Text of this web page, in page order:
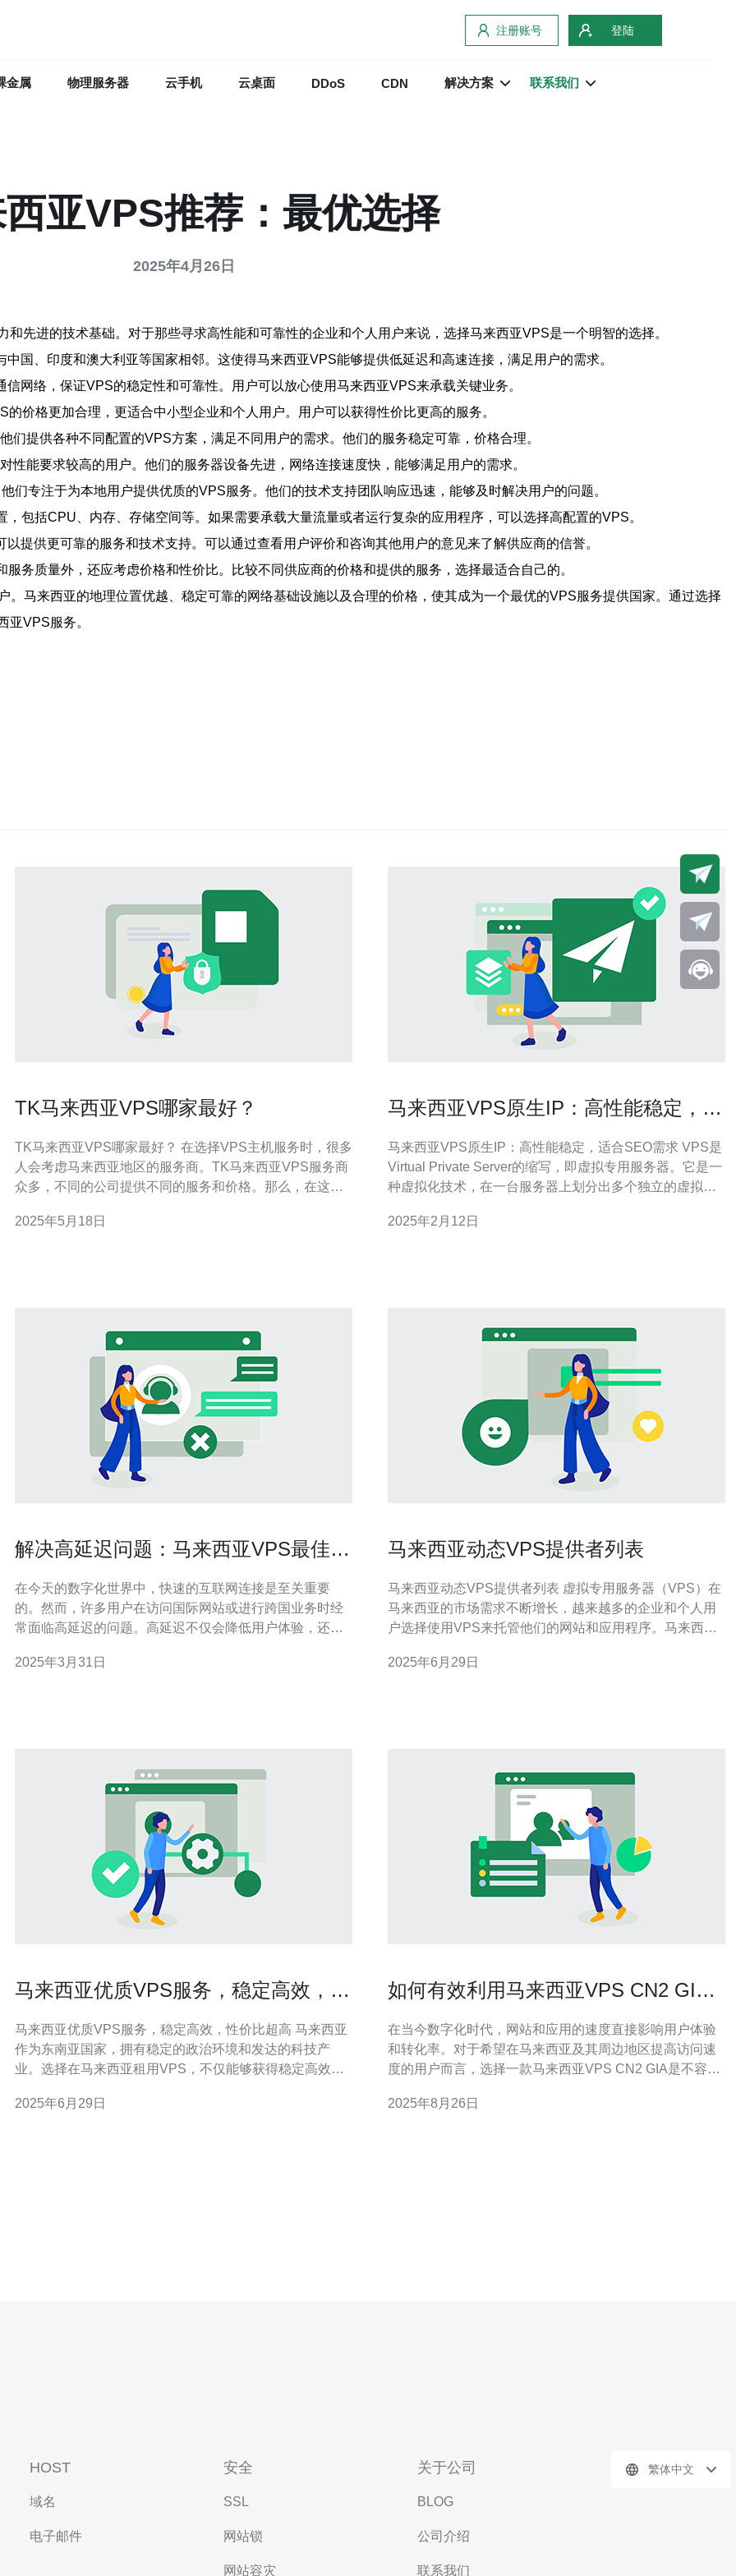
注册账号 登陆
金属 物理服务器 云手机 云桌面 DDoS CDN 解决方案 联系我们
亚VPS推荐：最优选择
2025年4月26日
先进的技术基础。对于那些寻求高性能和可靠性的企业和个人用户来说，选择马来西亚VPS是一个明智的选择。
国、印度和澳大利亚等国家相邻。这使得马来西亚VPS能够提供低延迟和高速连接，满足用户的需求。
网络，保证VPS的稳定性和可靠性。用户可以放心使用马来西亚VPS来承载关键业务。
价格更加合理，更适合中小型企业和个人用户。用户可以获得性价比更高的服务。
提供各种不同配置的VPS方案，满足不同用户的需求。他们的服务稳定可靠，价格合理。
能要求较高的用户。他们的服务器设备先进，网络连接速度快，能够满足用户的需求。
们专注于为本地用户提供优质的VPS服务。他们的技术支持团队响应迅速，能够及时解决用户的问题。
包括CPU、内存、存储空间等。如果需要承载大量流量或者运行复杂的应用程序，可以选择高配置的VPS。
提供更可靠的服务和技术支持。可以通过查看用户评价和咨询其他用户的意见来了解供应商的信誉。
务质量外，还应考虑价格和性价比。比较不同供应商的价格和提供的服务，选择最适合自己的。
马来西亚的地理位置优越、稳定可靠的网络基础设施以及合理的价格，使其成为一个最优的VPS服务提供国家。通过选择
亚VPS服务。
TK马来西亚VPS哪家最好？
TK马来西亚VPS哪家最好？ 在选择VPS主机服务时，很多
人会考虑马来西亚地区的服务商。TK马来西亚VPS服务商
众多，不同的公司提供不同的服务和价格。那么，在这么
值得考虑的TK马来西亚VPS服务商。 公司A是一家知名的
2025年5月18日
马来西亚VPS原生IP：高性能稳定，适
马来西亚VPS原生IP：高性能稳定，适合SEO需求 VPS是
Virtual Private Server的缩写，即虚拟专用服务器。它是一
种虚拟化技术，在一台服务器上划分出多个独立的虚拟服
来西亚VPS原生IP指的是在马
2025年2月12日
解决高延迟问题：马来西亚VPS最佳选
在今天的数字化世界中，快速的互联网连接是至关重要
的。然而，许多用户在访问国际网站或进行跨国业务时经
常面临高延迟的问题。高延迟不仅会降低用户体验，还会
有效方法至关重要。 虚拟专用服务器（VPS）是一种通过
2025年3月31日
马来西亚动态VPS提供者列表
马来西亚动态VPS提供者列表 虚拟专用服务器（VPS）在
马来西亚的市场需求不断增长，越来越多的企业和个人用
户选择使用VPS来托管他们的网站和应用程序。马来西亚
施和技术支持，吸引了许多VPS提供者进入这个市场。 以
2025年6月29日
马来西亚优质VPS服务，稳定高效，性
马来西亚优质VPS服务，稳定高效，性价比超高 马来西亚
作为东南亚国家，拥有稳定的政治环境和发达的科技产
业。选择在马来西亚租用VPS，不仅能够获得稳定高效的
VPS相比，马来西亚VPS的性价比更高，是很多企业和个
2025年6月29日
如何有效利用马来西亚VPS CN2 GIA
在当今数字化时代，网站和应用的速度直接影响用户体验
和转化率。对于希望在马来西亚及其周边地区提高访问速
度的用户而言，选择一款马来西亚VPS CN2 GIA是不容忽
上最佳、最便宜和最快的选择之一。本文将深入探讨如何
2025年8月26日
HOST
域名
电子邮件
安全
SSL
网站锁
网站容灾
关于公司
BLOG
公司介绍
联系我们
繁体中文